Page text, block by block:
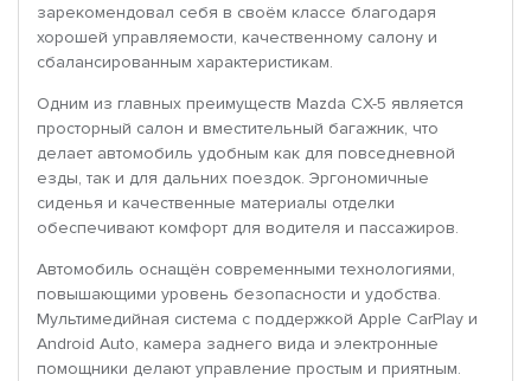
зарекомендовал себя в своём классе благодаря
хорошей управляемости, качественному салону и
сбалансированным характеристикам.
Одним из главных преимуществ Mazda CX-5 является
просторный салон и вместительный багажник, что
делает автомобиль удобным как для повседневной
езды, так и для дальних поездок. Эргономичные
сиденья и качественные материалы отделки
обеспечивают комфорт для водителя и пассажиров.
Автомобиль оснащён современными технологиями,
повышающими уровень безопасности и удобства.
Мультимедийная система с поддержкой Apple CarPlay и
Android Auto, камера заднего вида и электронные
помощники делают управление простым и приятным.